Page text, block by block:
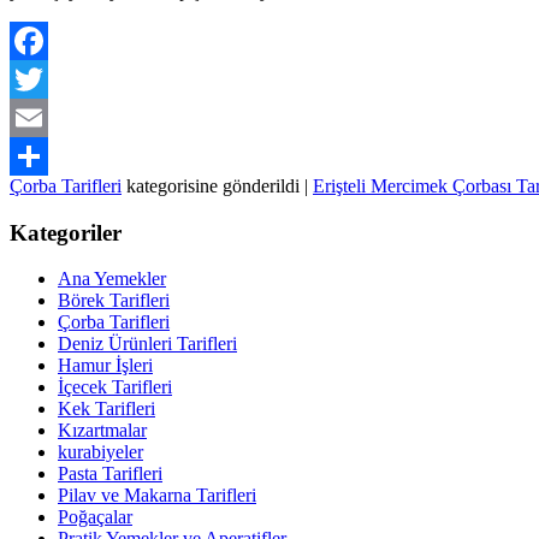
Facebook
Twitter
Email
Share
Çorba Tarifleri kategorisine gönderildi | Erişteli Mercimek Çorbası
Kategoriler
Ana Yemekler
Börek Tarifleri
Çorba Tarifleri
Deniz Ürünleri Tarifleri
Hamur İşleri
İçecek Tarifleri
Kek Tarifleri
Kızartmalar
kurabiyeler
Pasta Tarifleri
Pilav ve Makarna Tarifleri
Poğaçalar